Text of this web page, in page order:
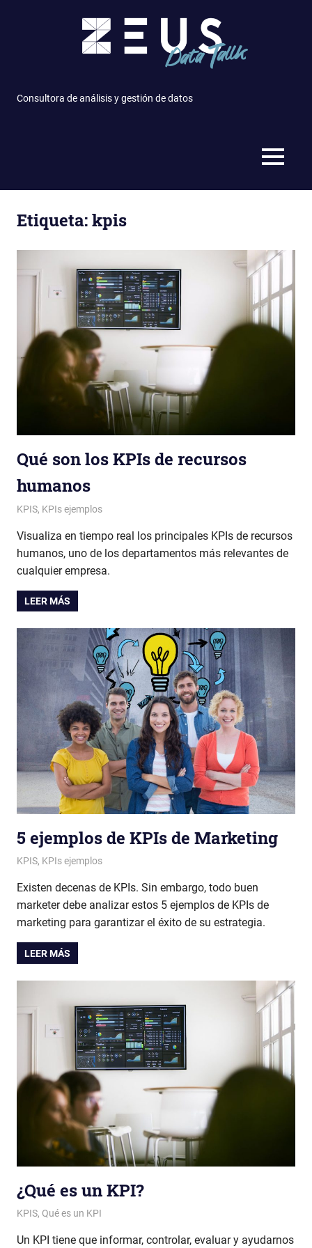
Consultora de análisis y gestión de datos
MENÚ
Etiqueta: kpis
Qué son los KPIs de recursos
humanos
Patricia Nuño
KPIS, KPIs ejemplos
Visualiza en tiempo real los principales KPIs de recursos
humanos, uno de los departamentos más relevantes de
cualquier empresa.
LEER MÁS
5 ejemplos de KPIs de Marketing
Patricia Nuño
KPIS, KPIs ejemplos
Existen decenas de KPIs. Sin embargo, todo buen
marketer debe analizar estos 5 ejemplos de KPIs de
marketing para garantizar el éxito de su estrategia.
LEER MÁS
¿Qué es un KPI?
Patricia Nuño
KPIS, Qué es un KPI
Un KPI tiene que informar, controlar, evaluar y ayudarnos